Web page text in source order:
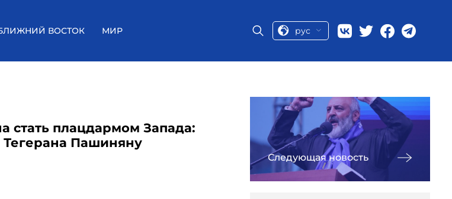
ВОСТОК МИР рус
стать плацдармом Запада:
Пашиняну
Следующая новость